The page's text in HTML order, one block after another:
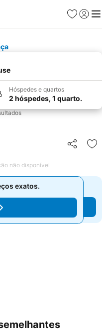
Favoritos
Iniciar
Hóspedes e quartos
2 hóspedes, 1 quarto.
Partilhar
não disponível
exatos.
exatos.